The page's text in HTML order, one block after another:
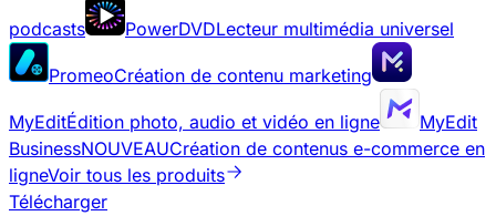
podcasts PowerDVDLecteur multimédia universel
PromeoCréation de contenu marketing
MyEditÉdition photo, audio et vidéo en ligne
MyEdit
BusinessNOUVEAUCréation de contenus e-commerce en
ligneVoir tous les produits
Télécharger